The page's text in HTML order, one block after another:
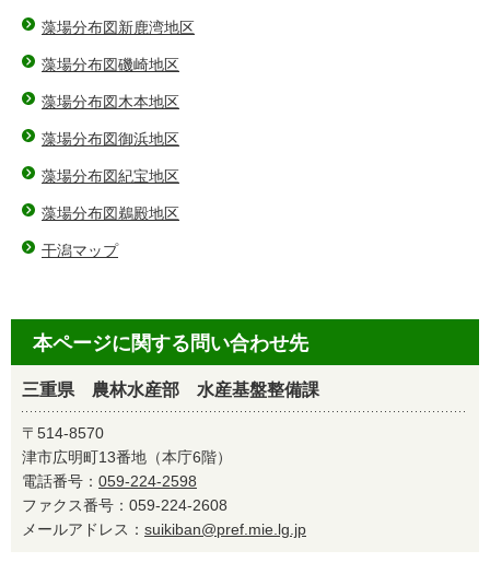
藻場分布図新鹿湾地区
藻場分布図磯崎地区
藻場分布図木本地区
藻場分布図御浜地区
藻場分布図紀宝地区
藻場分布図鵜殿地区
干潟マップ
本ページに関する問い合わせ先
三重県 農林水産部 水産基盤整備課
〒514-8570
津市広明町13番地（本庁6階）
電話番号： 059-224-2598
ファクス番号：059-224-2608
メールアドレス： suikiban@pref.mie.lg.jp